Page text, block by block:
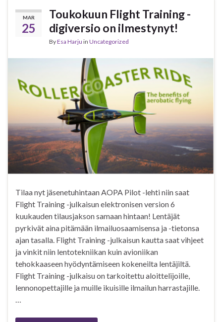
MAR
25
Toukokuun Flight Training -
digiversio on ilmestynyt!
ByEsa Harju in Uncategorized
Tilaa nyt jäsenetuhintaan AOPA Pilot -lehti niin saat
Flight Training -julkaisun elektronisen version 6
kuukauden tilausjakson samaan hintaan! Lentäjät
pyrkivät aina pitämään ilmailuosaamisensa ja -tietonsa
ajan tasalla. Flight Training -julkaisun kautta saat vihjeet
ja vinkit niin lentotekniikan kuin avioniikan
tehokkaaseen hyödyntämiseen kokeneilta lentäjiltä.
Flight Training -julkaisu on tarkoitettu aloittelijoille,
lennonopettajille ja muille ikuisille ilmailun harrastajille.
…